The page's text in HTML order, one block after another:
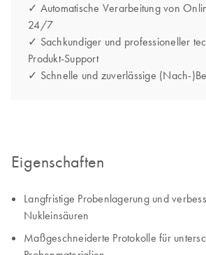
✓ Automatische Verarbeitung von
24/7
✓ Sachkundiger und professioneller
Produkt-Support
✓ Schnelle und zuverlässige (Nach-
Eigenschaften
Langfristige Probenlagerung und
Nukleinsäuren
Maßgeschneiderte Protokolle für